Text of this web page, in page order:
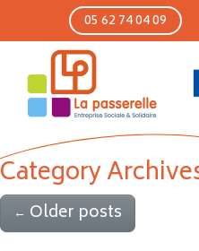
Skip to main content
05 62 74 04 09
Category
← Older posts